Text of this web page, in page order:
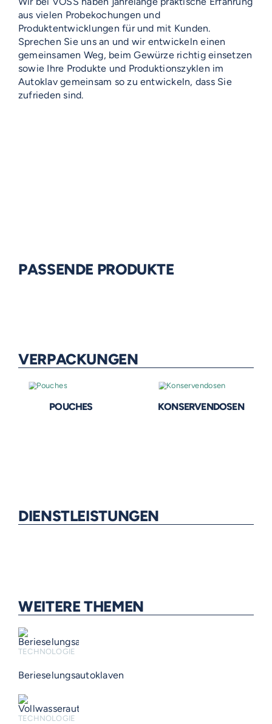
aus vielen Probekochungen und
Produktentwicklungen für und mit Kunden.
Sprechen Sie uns an und wir entwickeln einen
gemeinsamen Weg, beim Gewürze richtig einsetzen
sowie Ihre Produkte und Produktionszyklen im
Autoklav gemeinsam so zu entwickeln, dass Sie
zufrieden sind.
PASSENDE PRODUKTE
VERPACKUNGEN
POUCHES KONSERVENDOSEN
DIENSTLEISTUNGEN
WEITERE THEMEN
TECHNOLOGIE
Berieselungsautoklaven
TECHNOLOGIE